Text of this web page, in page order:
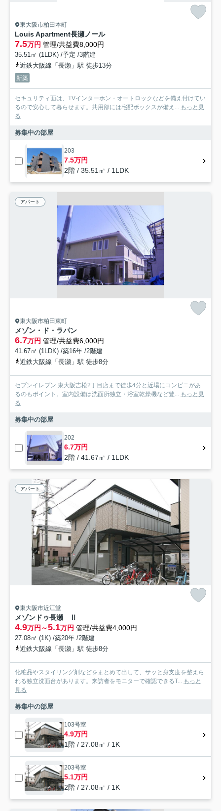
東大阪市柏田本町
Louis Apartment長瀬ノール
7.5万円 管理/共益費8,000円
35.51㎡ (1LDK) /予定 /3階建
近鉄大阪線「長瀬」駅 徒歩13分
新築
セキュリティ面は、TVインターホン・オートロックなどを備え付けてい
るので安心して暮らせます。共用部には宅配ボックスが備え... もっと見
る
募集中の部屋
203
7.5万円
2階 / 35.51㎡ / 1LDK
アパート
東大阪市柏田東町
メゾン・ド・ラパン
6.7万円 管理/共益費6,000円
41.67㎡ (1LDK) /築16年 /2階建
近鉄大阪線「長瀬」駅 徒歩8分
セブンイレブン 東大阪吉松2丁目店まで徒歩4分と近場にコンビニがあ
るのもポイント。室内設備は洗面所独立・浴室乾燥機など豊... もっと見
る
募集中の部屋
202
6.7万円
2階 / 41.67㎡ / 1LDK
アパート
東大阪市近江堂
メゾンドゥ長瀬 Ⅱ
4.9万円～5.1万円 管理/共益費4,000円
27.08㎡ (1K) /築20年 /2階建
近鉄大阪線「長瀬」駅 徒歩8分
化粧品やスタイリング剤などをまとめて出して、サッと身支度を整えら
れる独立洗面台があります。来訪者をモニターで確認できるT... もっと
見る
募集中の部屋
103号室
4.9万円
1階 / 27.08㎡ / 1K
203号室
5.1万円
2階 / 27.08㎡ / 1K